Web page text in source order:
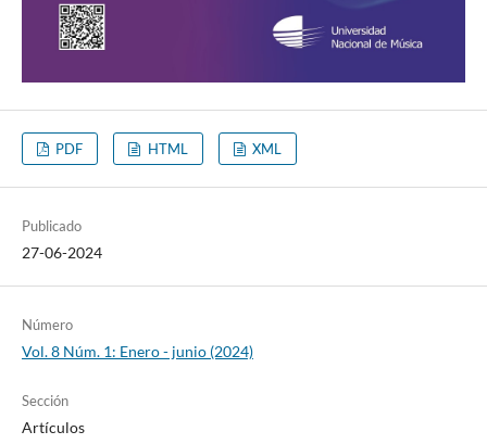
PDF HTML XML
Publicado
27-06-2024
Número
Vol. 8 Núm. 1: Enero - junio (2024)
Sección
Artículos